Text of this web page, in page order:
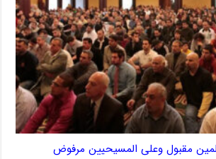
مقبول وعلى المسيحيين مرفوض